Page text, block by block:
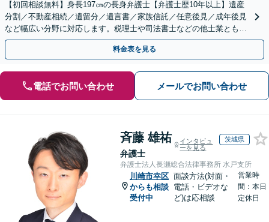
【初回相談無料】身長197㎝の長身弁護士【弁護士歴10年以上】遺産
分割／不動産相続／遺留分／遺言書／家族信託／任意後見／成年後見
など幅広い分野に対応します。税理士や司法書士などの他士業とも連
携【出張相談】【夜間・休日面談】【横浜駅7分】
料金表を見る
電話でお問い合わせ メールでお問い合わせ
斉藤 雄祐
弁護士
インタビュ
ーを見る
茨城県
弁護士法人長瀬総合法律事務所 水戸支所
川崎市幸区
からも相談
受付中
面談方法(対面・
電話・ビデオな
ど)は応相談
営業時
間：本日
定休日